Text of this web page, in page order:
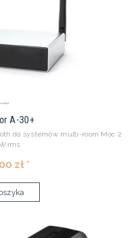
A-30+
do systemów multi-room Moc 2
zł *